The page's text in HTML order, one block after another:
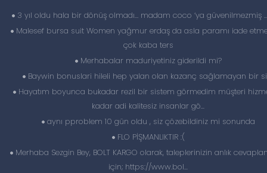
3 yıl oldu hala bir dönüş olmadı… madam coco ‘ya güvenilmezmiş
Malesef bursa suit Women yağmur erdaş da asla paramı iade
çok kaba ters
Merhabalar maduriyetiniz giderildi mi?
Baywin bonuslari hileli hep yalan olan kazanç sağlamayan bir
Hayatım boyunca bukadar rezil bir sistem görmedim müşteri
kadar adi kalitesiz insanlar gö...
aynı pproblem 10 gün oldu , siz çözebildiniz mi sonunda
FLO PİŞMANLIKTIR :(
Merhaba Sezgin Bey, BOLT KARGO olarak, taleplerinizin anlık
için; https://www.bol...